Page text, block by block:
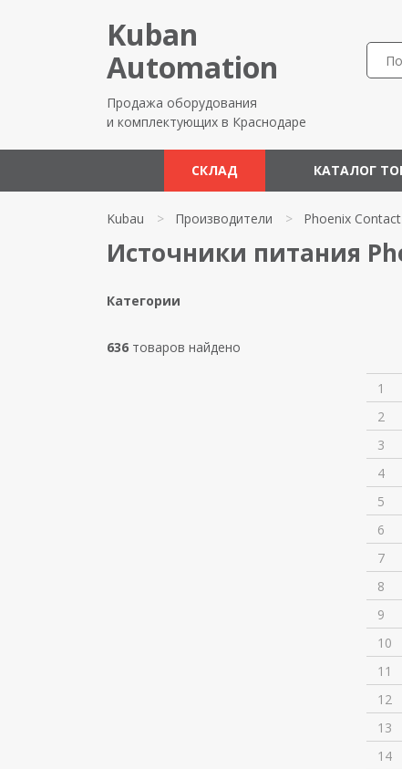
Kuban
Automation
Продажа оборудования
и комплектующих в Краснодаре
СКЛАД КАТАЛОГ
Kubau > Производители > Phoenix Contact
Источники питания
Категории
636 товаров найдено
1
2
3
4
5
6
7
8
9
10
11
12
13
14